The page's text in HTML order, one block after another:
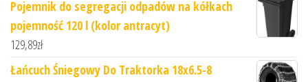
Pojemnik do segregacji odpadów na kółkach
pojemność 120 l (kolor antracyt)
129,89zł
Łańcuch Śniegowy Do Traktorka 18x6.5-8